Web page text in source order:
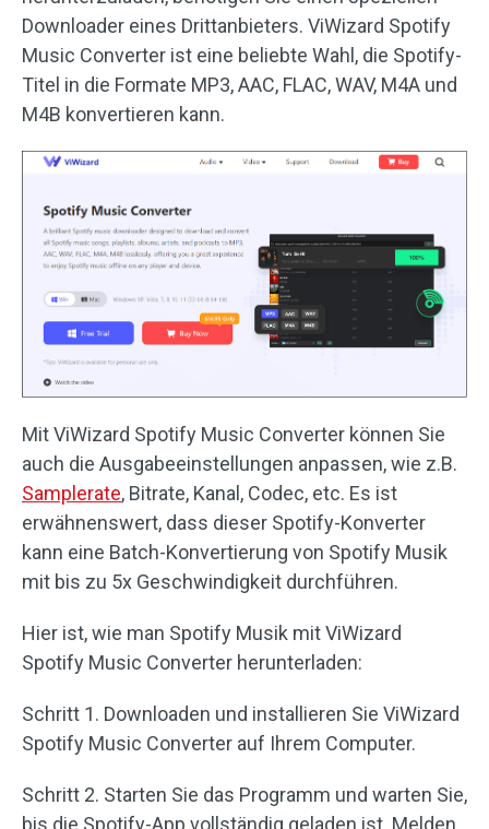
Downloader eines Drittanbieters. ViWizard Spotify
Music Converter ist eine beliebte Wahl, die Spotify-
Titel in die Formate MP3, AAC, FLAC, WAV, M4A und
M4B konvertieren kann.
Mit ViWizard Spotify Music Converter können Sie
auch die Ausgabeeinstellungen anpassen, wie z.B.
Samplerate, Bitrate, Kanal, Codec, etc. Es ist
erwähnenswert, dass dieser Spotify-Konverter
kann eine Batch-Konvertierung von Spotify Musik
mit bis zu 5x Geschwindigkeit durchführen.
Hier ist, wie man Spotify Musik mit ViWizard
Spotify Music Converter herunterladen:
Schritt 1. Downloaden und installieren Sie ViWizard
Spotify Music Converter auf Ihrem Computer.
Schritt 2. Starten Sie das Programm und warten Sie,